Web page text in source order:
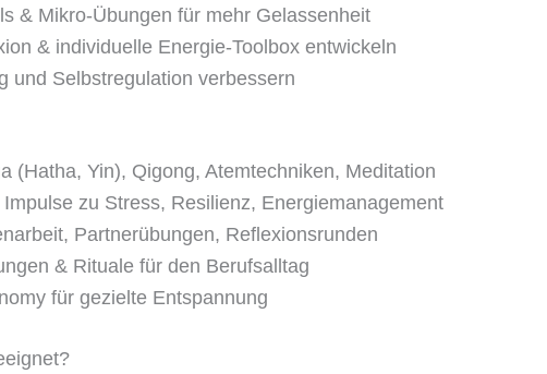
& Mikro-Übungen für mehr Gelassenheit
& individuelle Energie-Toolbox entwickeln
und Selbstregulation verbessern
(Hatha, Yin), Qigong, Atemtechniken, Meditation
zu Stress, Resilienz, Energiemanagement
Partnerübungen, Reflexionsrunden
& Rituale für den Berufsalltag
für gezielte Entspannung